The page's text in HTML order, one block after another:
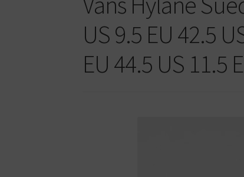
US 9.5 EU 42.5
EU 44.5 US 11.5